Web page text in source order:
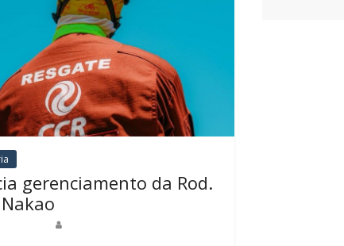
gerenciamento da Rod.